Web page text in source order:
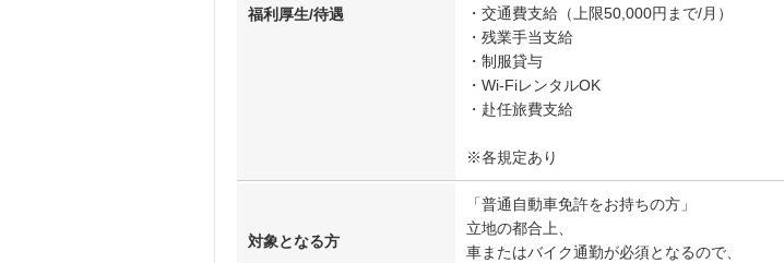
福利厚生/待遇
・交通費支給（上限50,000円まで/月）
・残業手当支給
・制服貸与
・Wi-FiレンタルOK
・赴任旅費支給
※各規定あり
対象となる方
「普通自動車免許をお持ちの方」
立地の都合上、
車またはバイク通勤が必須となるので、